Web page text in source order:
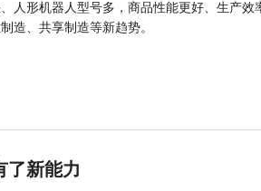
人形机器人型号多，商品性能更好、生产
造、共享制造等新趋势。
了新能力